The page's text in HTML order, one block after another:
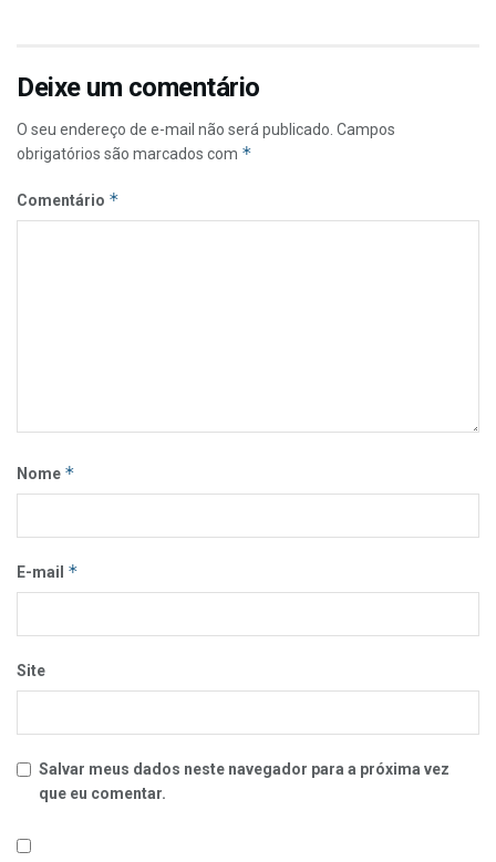
Deixe um comentário
O seu endereço de e-mail não será publicado. Campos
obrigatórios são marcados com *
Comentário *
Nome *
E-mail *
Site
Salvar meus dados neste navegador para a próxima vez
que eu comentar.